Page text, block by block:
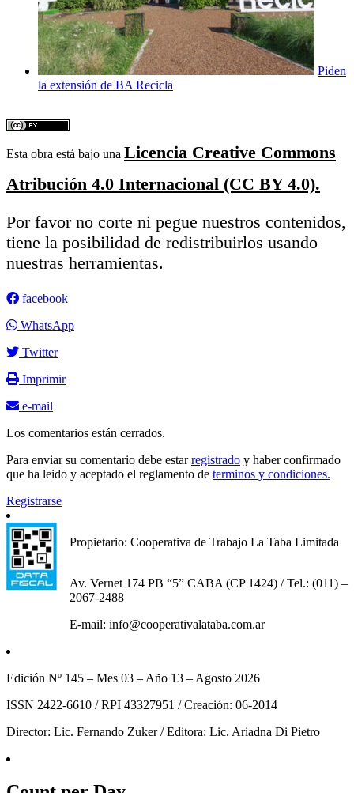
Piden
la extensión de BA Recicla
Esta obra está bajo una Licencia Creative Commons
Atribución 4.0 Internacional (CC BY 4.0).
Por favor no corte ni pegue nuestros contenidos,
tiene la posibilidad de redistribuirlos usando
nuestras herramientas.
facebook
WhatsApp
Twitter
Imprimir
e-mail
Los comentarios están cerrados.
Para enviar su comentario debe estarregistrado y haber confirmado
que ha leido y aceptado el reglamento de terminos y condiciones.
Registrarse
Propietario: Cooperativa de Trabajo La Taba Limitada
Av. Vernet 174 PB “5” CABA (CP 1424) / Tel.: (011) –
2067-2488
E-mail: info@cooperativalataba.com.ar
Edición Nº 145 – Mes 03 – Año 13 – Agosto 2026
ISSN 2422-6610 / RPI 43327951 / Creación: 06-2014
Director: Lic. Fernando Zuker / Editora: Lic. Ariadna Di Pietro